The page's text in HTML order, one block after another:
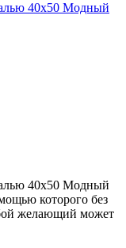
40х50 Модный
40х50 Модный
которого без
желающий может